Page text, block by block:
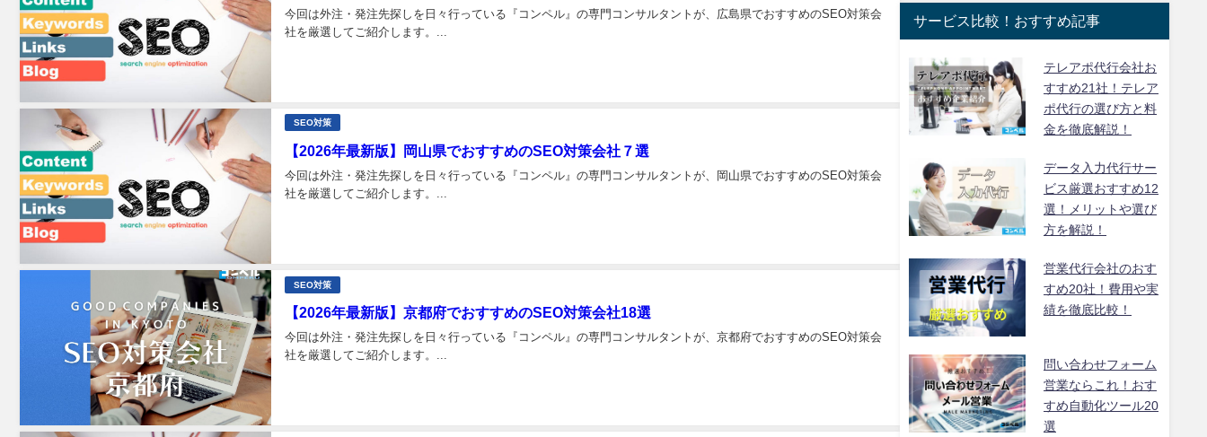
今回は外注・発注先探しを日々行っている『コンペル』の専門コンサルタントが、広島県でおすすめのSEO対策会
社を厳選してご紹介します。...
SEO対策
【2026年最新版】岡山県でおすすめのSEO対策会社７選
今回は外注・発注先探しを日々行っている『コンペル』の専門コンサルタントが、岡山県でおすすめのSEO対策会
社を厳選してご紹介します。...
SEO対策
【2026年最新版】京都府でおすすめのSEO対策会社18選
今回は外注・発注先探しを日々行っている『コンペル』の専門コンサルタントが、京都府でおすすめのSEO対策会
社を厳選してご紹介します。...
サービス比較！おすすめ記事
テレアポ代行会社お
すすめ21社！テレア
ポ代行の選び方と料
金を徹底解説！
データ入力代行サー
ビス厳選おすすめ12
選！メリットや選び
方を解説！
営業代行会社のおす
すめ20社！費用や実
績を徹底比較！
問い合わせフォーム
営業ならこれ！おす
すめ自動化ツール20
選